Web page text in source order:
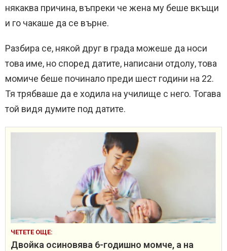
някаква причина, въпреки че жена му беше вкъщи
и го чакаше да се върне.
Разбира се, някой друг в града можеше да носи
това име, но според датите, написани отдолу, това
момиче беше починало преди шест години на 22.
Тя трябваше да е ходила на училище с него. Тогава
той видя думите под датите.
ЧЕТЕТЕ ОЩЕ:
Двойка осиновява 6-годишно момче, а на